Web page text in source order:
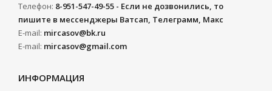
Телефон: 8-951-547-49-55 - Если не дозвонились, то
пишите в мессенджеры Ватсап, Телеграмм, Макс
E-mail: mircasov@bk.ru
E-mail: mircasov@gmail.com
ИНФОРМАЦИЯ